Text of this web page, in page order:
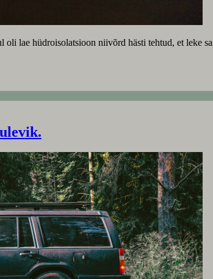
lae hüdroisolatsioon niivõrd hästi tehtud, et leke